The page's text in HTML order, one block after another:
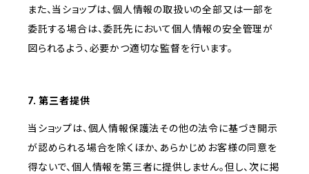
また、当ショップは、個人情報の取扱いの全部又は一部を
委託する場合は、委託先において個人情報の安全管理が
図られるよう、必要かつ適切な監督を行います。
7. 第三者提供
当ショップは、個人情報保護法その他の法令に基づき開示
が認められる場合を除くほか、あらかじめお客様の同意を
得ないで、個人情報を第三者に提供しません。但し、次に掲